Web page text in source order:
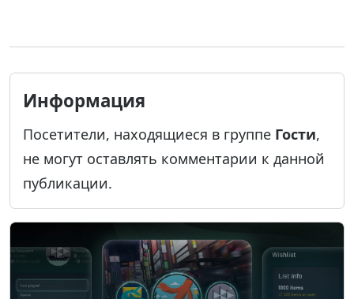
Информация
Посетители, находящиеся в группе Гости,
не могут оставлять комментарии к данной
публикации.